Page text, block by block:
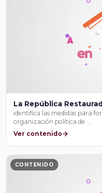
La República
identifica las medidas para
organización política de …
Ver contenido
CONTENIDO